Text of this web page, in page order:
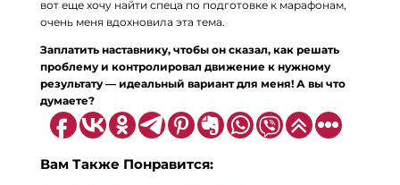
вот еще хочу найти спеца по подготовке к марафонам,
очень меня вдохновила эта тема.
Заплатить наставнику, чтобы он сказал, как решать
проблему и контролировал движение к нужному
результату — идеальный вариант для меня! А вы что
думаете?
Вам Также Понравится: